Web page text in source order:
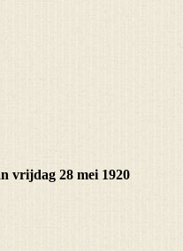
vrijdag 28 mei 1920